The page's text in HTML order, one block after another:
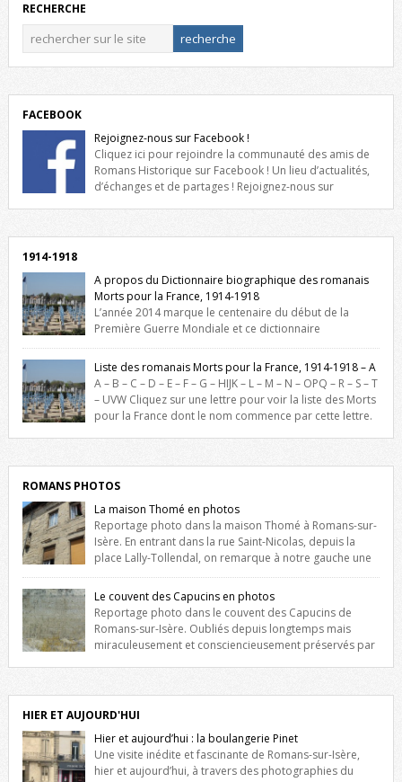
RECHERCHE
FACEBOOK
Rejoignez-nous sur Facebook !
Cliquez ici pour rejoindre la communauté des amis de
Romans Historique sur Facebook ! Un lieu d’actualités,
d’échanges et de partages ! Rejoignez-nous sur
1914-1918
A propos du Dictionnaire biographique des romanais
Morts pour la France, 1914-1918
L’année 2014 marque le centenaire du début de la
Première Guerre Mondiale et ce dictionnaire
biographique veut rendre hommage aux romanais Morts pour la
France durant ce conflit. La base de cette recherche historique est
constituée des noms gravés sur les plaques commémoratives de
l’Hôtel de Ville, du lycée du Dauphiné et du lycée Triboulet, […]
Liste des romanais Morts pour la France, 1914-1918 – A
A – B – C – D – E – F – G – HIJK – L – M – N – OPQ – R – S – T
– UVW Cliquez sur une lettre pour voir la liste des Morts
pour la France dont le nom commence par cette lettre.
ROMANS PHOTOS
La maison Thomé en photos
Reportage photo dans la maison Thomé à Romans-sur-
Isère. En entrant dans la rue Saint-Nicolas, depuis la
place Lally-Tollendal, on remarque à notre gauche une
maison construite au XVIè siècle. Les deux façades sont ornées de
fenêtres jumelles à meneaux. Entre ces deux étages, on peut voir une
niche qui contient une statue de la Vierge. […]
Le couvent des Capucins en photos
Reportage photo dans le couvent des Capucins de
Romans-sur-Isère. Oubliés depuis longtemps mais
miraculeusement et consciencieusement préservés par
l’histoire de la redécouverte de vestiges du couvent des Capucins !
Petit retour sur l’histoire […]
HIER ET AUJOURD'HUI
Hier et aujourd’hui : la boulangerie Pinet
Une visite inédite et fascinante de Romans-sur-Isère,
hier et aujourd’hui, à travers des photographies du